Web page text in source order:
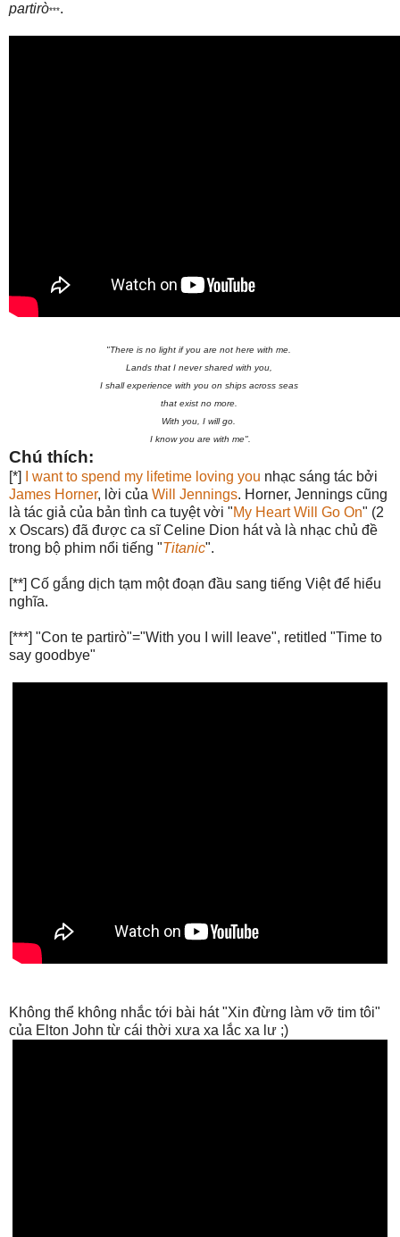
partirò***.
"There is no light if you are not here with me.
Lands that I never shared with you,
I shall experience with you on ships across seas
that exist no more.
With you, I will go.
I know you are with me".
Chú thích:
[*] I want to spend my lifetime loving you nhạc sáng tác bởi
James Horner, lời của Will Jennings. Horner, Jennings cũng
là tác giả của bản tình ca tuyệt vời "My Heart Will Go On" (2
x Oscars) đã được ca sĩ Celine Dion hát và là nhạc chủ đề
trong bộ phim nổi tiếng "Titanic".
[**] Cố gắng dịch tạm một đoạn đầu sang tiếng Việt để hiểu
nghĩa.
[***] "Con te partirò"="With you I will leave", retitled "Time to
say goodbye"
Không thể không nhắc tới bài hát "Xin đừng làm vỡ tim tôi"
của Elton John từ cái thời xưa xa lắc xa lư ;)